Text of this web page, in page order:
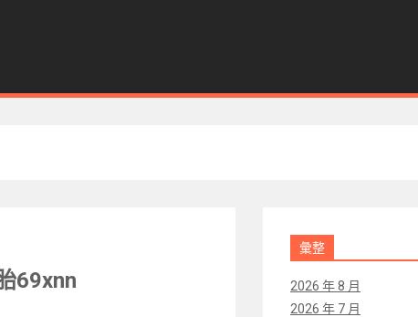
69xnn
彙整
2026 年 8 月
2026 年 7 月